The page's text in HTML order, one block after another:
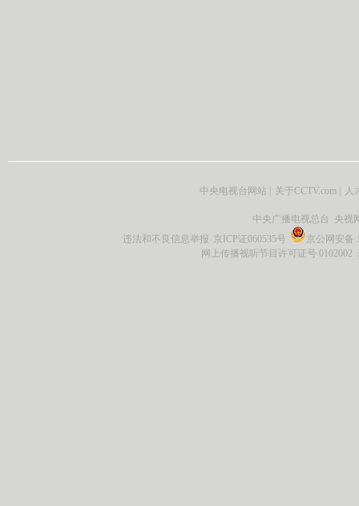
中央电视台网站 | 关于CCTV.com | 人
中央广播电视总台 央视
违法和不良信息举报 京ICP证060535号
京公网安备
网上传播视听节目许可证号 0102002